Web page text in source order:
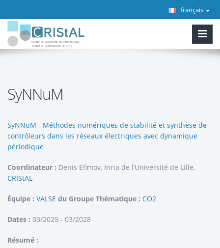
français
SyNNuM
SyNNuM - Méthodes numériques de stabilité et synthèse de
contrôleurs dans les réseaux électriques avec dynamique
périodique
Coordinateur : Denis Efimov, Inria de l’Université de Lille,
CRIStAL
Équipe : VALSE du Groupe Thématique : CO2
Dates : 03/2025 - 03/2028
Résumé :